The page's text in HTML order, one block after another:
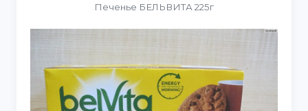
Печенье БЕЛЬВИТА 225г